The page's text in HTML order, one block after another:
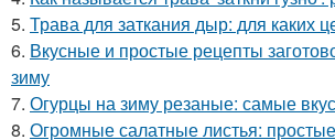
5. Трава для заткания дыр: для каких
6. Вкусные и простые рецепты
зиму
7. Огурцы на зиму резаные: самые
8. Огромные салатные листья: